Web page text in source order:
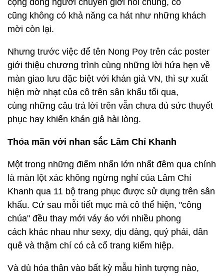
cộng đồng người chuyển giới nói chung, cô
cũng không có khả năng ca hát như những khách
mời còn lại.
Nhưng trước việc để tên Nong Poy trên các poster
giới thiệu chương trình cùng những lời hứa hẹn về
màn giao lưu đặc biệt với khán giả VN, thì sự xuất
hiện mờ nhạt của cô trên sân khấu tối qua,
cùng những câu trả lời trên vẫn chưa đủ sức thuyết
phục hay khiến khán giả hài lòng.
Thỏa mãn với nhan sắc Lâm Chí Khanh
Một trong những điểm nhấn lớn nhất đêm qua chính
là màn lột xác không ngừng nghỉ của Lâm Chí
Khanh qua 11 bộ trang phục được sử dụng trên sân
khấu. Cứ sau mỗi tiết mục mà cô thể hiện, "công
chúa" đều thay mới váy áo với nhiều phong
cách khác nhau như sexy, dịu dàng, quý phái, dân
quê và thậm chí có cả cổ trang kiếm hiệp.
Và dù hóa thân vào bất kỳ mẫu hình tượng nào,